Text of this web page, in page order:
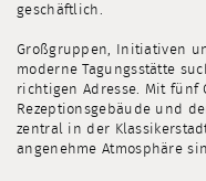
geschäftlich.
Großgruppen, Initiativen
moderne Tagungsstätte
richtigen Adresse. Mit fünf
Rezeptionsgebäude und
zentral in der
angenehme Atmosphäre